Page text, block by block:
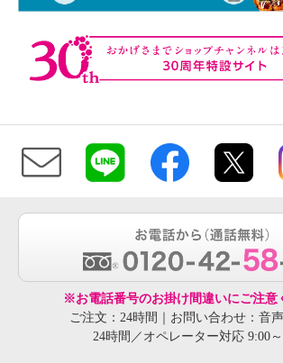
※お電話番号のお掛け間違いにご注意
ご注文：24時間｜お問い合わせ：音
24時間／オペレーター対応 9:00